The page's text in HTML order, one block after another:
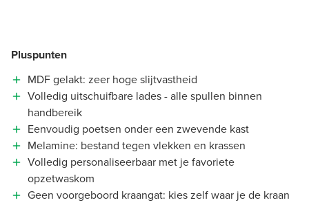
Pluspunten
MDF gelakt: zeer hoge slijtvastheid
Volledig uitschuifbare lades - alle spullen binnen
handbereik
Eenvoudig poetsen onder een zwevende kast
Melamine: bestand tegen vlekken en krassen
Volledig personaliseerbaar met je favoriete
opzetwaskom
Geen voorgeboord kraangat: kies zelf waar je de kraan